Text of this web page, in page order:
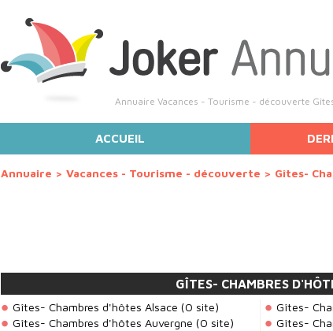
Annuaire Vacances - Tourisme - découverte
GÎTES- CHAMBRES
ACCUEIL
Annuaire > Vacances - Tourisme - découverte > Gîtes-
Gîtes- Chambres d'hôtes Alsace (0 site) Gîtes-
Gîtes- Chambres d'hôtes Auvergne (0 site) Gîtes-